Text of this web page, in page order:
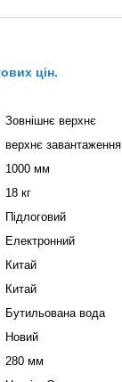
цін.
Зовнішнє верхнє
верхнє завантаження
1000 мм
18 кг
Підлоговий
Електронний
Китай
Китай
Бутильована вода
Новий
280 мм